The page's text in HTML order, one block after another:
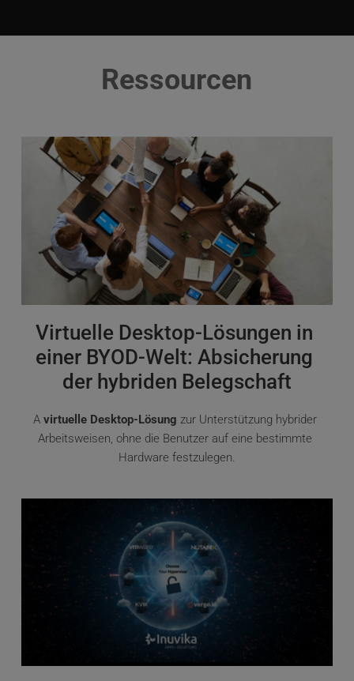
Ressourcen
Virtuelle Desktop-Lösungen in
einer BYOD-Welt: Absicherung
der hybriden Belegschaft
A virtuelle Desktop-Lösung zur Unterstützung hybrider
Arbeitsweisen, ohne die Benutzer auf eine bestimmte
Hardware festzulegen.